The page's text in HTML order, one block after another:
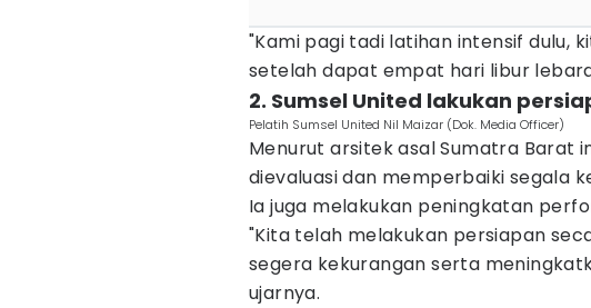
"Kami pagi tadi latihan intensif dulu,
setelah dapat empat hari libur
2. Sumsel United lakukan
Pelatih Sumsel United Nil Maizar (Dok. Media Officer)
Menurut arsitek asal Sumatra Barat
dievaluasi dan memperbaiki segala
Ia juga melakukan peningkatan
"Kita telah melakukan persiapan
segera kekurangan serta
ujarnya.